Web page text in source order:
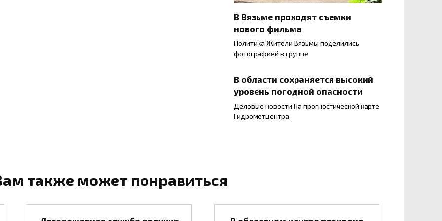
В Вязьме проходят съемки
нового фильма
Политика Жители Вязьмы поделились
фотографией в группе
В области сохраняется высокий
уровень погодной опасности
Деловые новости На прогностической карте
Гидрометцентра
также может понравиться